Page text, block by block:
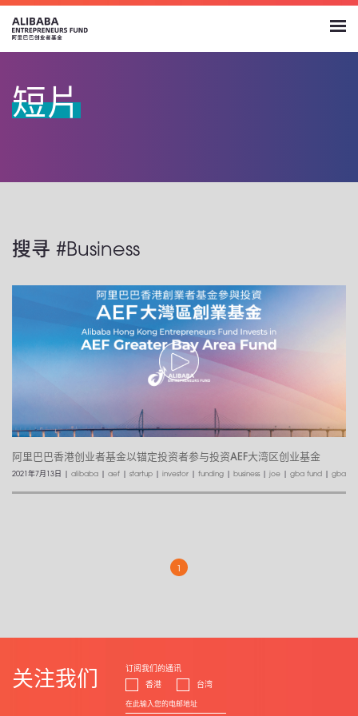
短片
搜寻 #Business
阿里巴巴香港创业者基金以锚定投资者参与投资AEF大湾区创业基金
2021年7月13日 | alibaba | aef | startup | investor | funding | business| joe | gba fund | gba
1
关注我们
订阅我们的通讯
香港
台湾